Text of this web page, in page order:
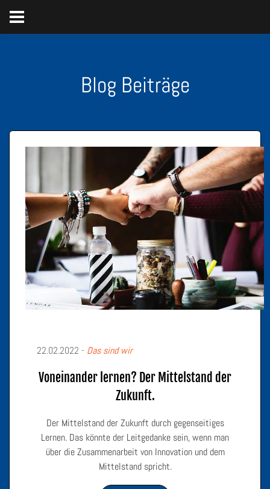
Blog Beiträge
22.02.2022 - Das sind wir
Voneinander lernen? Der Mittelstand der
Zukunft.
Der Mittelstand der Zukunft durch gegenseitiges
Lernen. Das könnte der Leitgedanke sein, wenn man
über die Zusammenarbeit von Innovation und dem
Mittelstand spricht.